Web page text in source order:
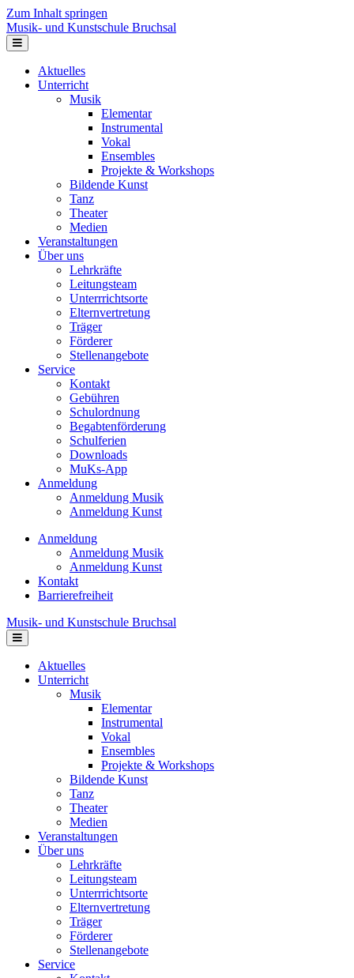
Zum Inhalt springen
Musik- und Kunstschule Bruchsal
Navigation
Aktuelles
Unterricht
Musik
Elementar
Instrumental
Vokal
Ensembles
Projekte & Workshops
Bildende Kunst
Tanz
Theater
Medien
Veranstaltungen
Über uns
Lehrkräfte
Leitungsteam
Unterrrichtsorte
Elternvertretung
Träger
Förderer
Stellenangebote
Service
Kontakt
Gebühren
Schulordnung
Begabtenförderung
Schulferien
Downloads
MuKs-App
Anmeldung
Anmeldung Musik
Anmeldung Kunst
Anmeldung
Anmeldung Musik
Anmeldung Kunst
Kontakt
Barrierefreiheit
Musik- und Kunstschule Bruchsal
Navigation
Aktuelles
Unterricht
Musik
Elementar
Instrumental
Vokal
Ensembles
Projekte & Workshops
Bildende Kunst
Tanz
Theater
Medien
Veranstaltungen
Über uns
Lehrkräfte
Leitungsteam
Unterrrichtsorte
Elternvertretung
Träger
Förderer
Stellenangebote
Service